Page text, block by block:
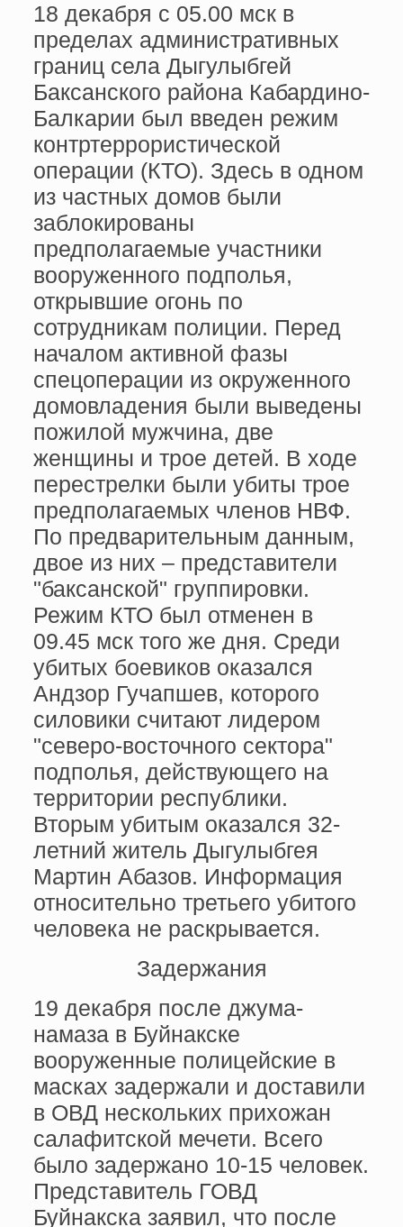
18 декабря с 05.00 мск в
пределах административных
границ села Дыгулыбгей
Баксанского района Кабардино-
Балкарии был введен режим
контртеррористической
операции (КТО). Здесь в одном
из частных домов были
заблокированы
предполагаемые участники
вооруженного подполья,
открывшие огонь по
сотрудникам полиции. Перед
началом активной фазы
спецоперации из окруженного
домовладения были выведены
пожилой мужчина, две
женщины и трое детей. В ходе
перестрелки были убиты трое
предполагаемых членов НВФ.
По предварительным данным,
двое из них – представители
"баксанской" группировки.
Режим КТО был отменен в
09.45 мск того же дня. Среди
убитых боевиков оказался
Андзор Гучапшев, которого
силовики считают лидером
"северо-восточного сектора"
подполья, действующего на
территории республики.
Вторым убитым оказался 32-
летний житель Дыгулыбгея
Мартин Абазов. Информация
относительно третьего убитого
человека не раскрывается.
Задержания
19 декабря после джума-
намаза в Буйнакске
вооруженные полицейские в
масках задержали и доставили
в ОВД нескольких прихожан
салафитской мечети. Всего
было задержано 10-15 человек.
Представитель ГОВД
Буйнакска заявил, что после